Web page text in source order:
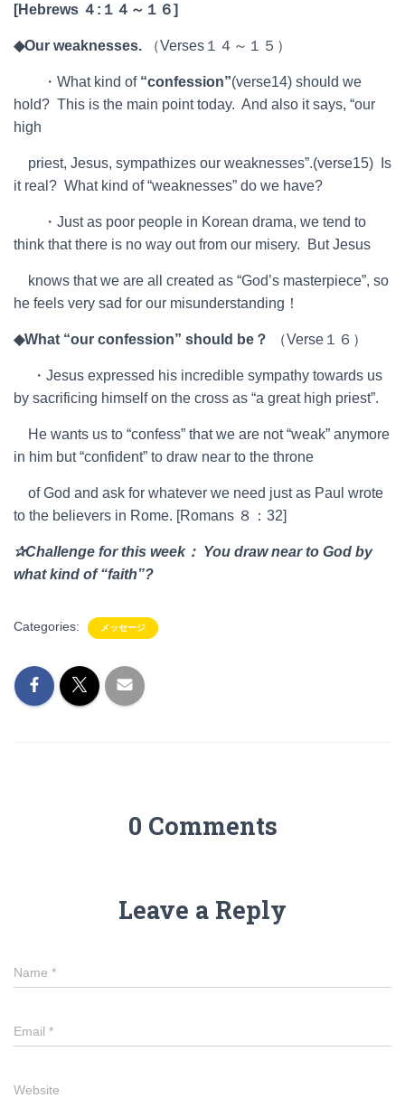
[Hebrews ４ : １４～１６]
◆Our weaknesses. （Verses１４～１５）
・What kind of “confession”(verse14) should we
hold? This is the main point today. And also it says, “our
high
priest, Jesus, sympathizes our weaknesses”.(verse15) Is
it real? What kind of “weaknesses” do we have?
・Just as poor people in Korean drama, we tend to
think that there is no way out from our misery. But Jesus
knows that we are all created as “God’s masterpiece”, so
he feels very sad for our misunderstanding！
◆What “our confession” should be ？ （Verse１６）
・Jesus expressed his incredible sympathy towards us
by sacrificing himself on the cross as “a great high priest”.
He wants us to “confess” that we are not “weak” anymore
in him but “confident” to draw near to the throne
of God and ask for whatever we need just as Paul wrote
to the believers in Rome. [Romans ８：32]
✰Challenge for this week： You draw near to God by
what kind of “faith”?
Categories: メッセージ
0 Comments
Leave a Reply
Name *
Email *
Website